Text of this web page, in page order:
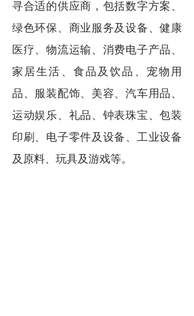
寻合适的供应商，包括数字方案、
绿色环保、商业服务及设备、健康
医疗、物流运输、消费电子产品、
家居生活、食品及饮品、宠物用
品、服装配饰、美容、汽车用品、
运动娱乐、礼品、钟表珠宝、包装
印刷、电子零件及设备、工业设备
及原料、玩具及游戏等。